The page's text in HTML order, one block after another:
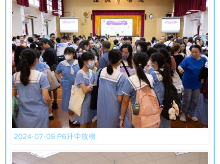
2024-07-09 P6升中放榜